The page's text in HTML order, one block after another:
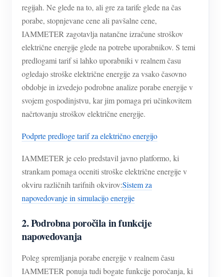
regijah. Ne glede na to, ali gre za tarife glede na čas
porabe, stopnjevane cene ali pavšalne cene,
IAMMETER zagotavlja natančne izračune stroškov
električne energije glede na potrebe uporabnikov. S temi
predlogami tarif si lahko uporabniki v realnem času
ogledajo stroške električne energije za vsako časovno
obdobje in izvedejo podrobne analize porabe energije v
svojem gospodinjstvu, kar jim pomaga pri učinkovitem
načrtovanju stroškov električne energije.
Podprte predloge tarif za električno energijo
IAMMETER je celo predstavil javno platformo, ki
strankam pomaga oceniti stroške električne energije v
okviru različnih tarifnih okvirov:Sistem za
napovedovanje in simulacijo energije
2. Podrobna poročila in funkcije
napovedovanja
Poleg spremljanja porabe energije v realnem času
IAMMETER ponuja tudi bogate funkcije poročanja, ki